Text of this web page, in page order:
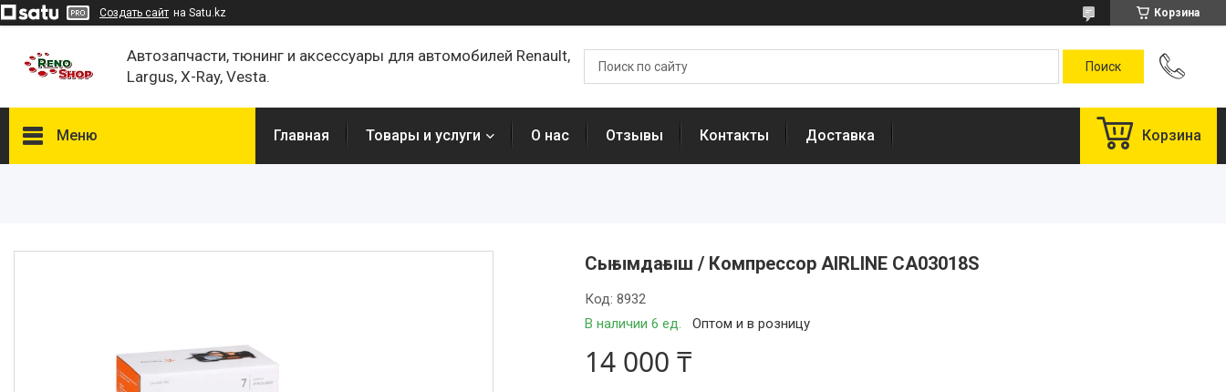
Создать сайт на Satu.kz Корзина
Автозапчасти, тюнинг и аксессуары для автомобилей Renault,
Largus, X-Ray, Vesta.
Меню Главная Товары и услуги О нас Отзывы Контакты Доставка Корзина
Сығымдағыш / Компрессор AIRLINE CA03018S
В наличии 6 ед. Оптом и в розницу
Код:8932
14 000 ₸